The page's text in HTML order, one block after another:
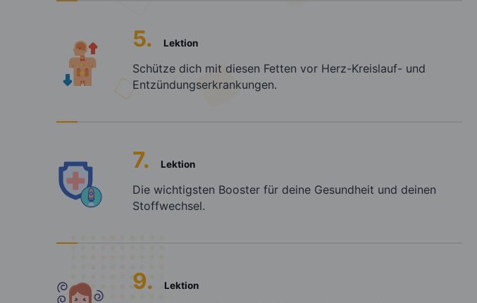
5. Lektion
Schütze dich mit diesen Fetten vor Herz-Kreislauf- und
Entzündungserkrankungen.
7. Lektion
Die wichtigsten Booster für deine Gesundheit und deinen
Stoffwechsel.
9. Lektion